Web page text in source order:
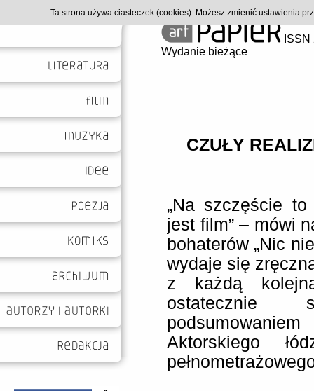
Wydanie bieżące
CZUŁY
„Na szczęście
jest film” – mówi
bohaterów „Nic
wydaje się
z każdą
ostatecznie
Aktorskiego
Ta strona używa ciasteczek (cookies). Możesz zmienić ustawienia